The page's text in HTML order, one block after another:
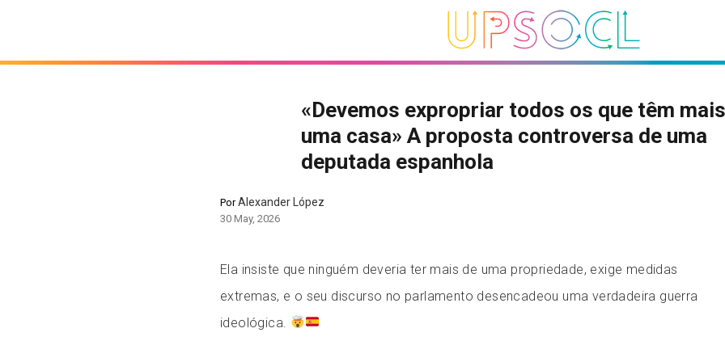
«Devemos expropriar todos os que têm
uma casa» A proposta controversa de uma
deputada espanhola
PorAlexander López
30 May, 2026
Ela insiste que ninguém deveria ter mais de uma propriedade, exige medidas
extremas, e o seu discurso no parlamento desencadeou uma verdadeira guerra
ideológica.